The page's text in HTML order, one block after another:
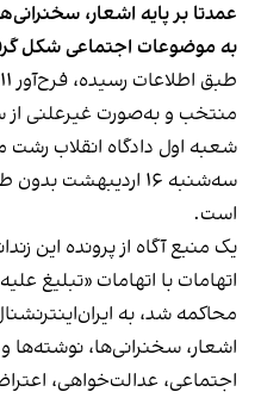
عمدتا بر پایه اشعار،
به موضوعات اجتماعی شکل
منتخب و به‌صورت غیرعلنی
شعبه اول دادگاه انقلاب رشت
سه‌شنبه ۱۶
است.
یک منبع آگاه از پرونده این
اتهامات با اتهامات «تبلیغ
محاکمه شد، به
اشعار، سخنرانی‌ها،
اجتماعی، عدالت‌خواهی،